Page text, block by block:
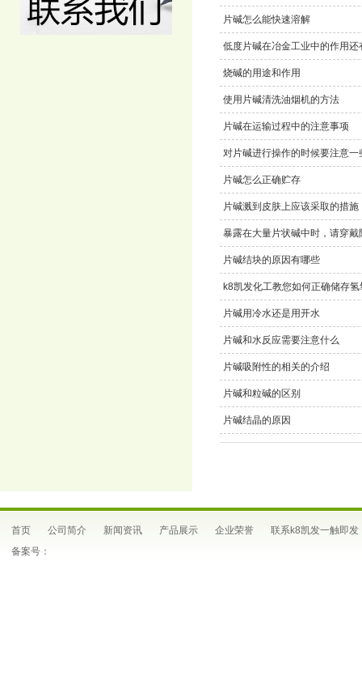
片碱怎么能快速溶解
低度片碱在冶金工业中的作用还
烧碱的用途和作用
使用片碱清洗油烟机的方法
片碱在运输过程中的注意事项
对片碱进行操作的时候要注意一
片碱怎么正确贮存
片碱溅到皮肤上应该采取的措施
暴露在大量片状碱中时，请穿戴
片碱结块的原因有哪些
k8凯发化工教您如何正确储存氢
片碱用冷水还是用开水
片碱和水反应需要注意什么
片碱吸附性的相关的介绍
片碱和粒碱的区别
片碱结晶的原因
首页 公司简介 新闻资讯 产品展示 企业荣誉
联系k8凯发一触即发
备案号：